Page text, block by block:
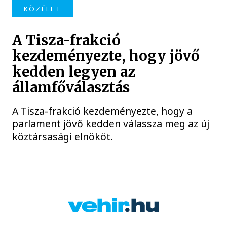
KÖZÉLET
A Tisza-frakció
kezdeményezte, hogy jövő
kedden legyen az
államfőválasztás
A Tisza-frakció kezdeményezte, hogy a
parlament jövő kedden válassza meg az új
köztársasági elnököt.